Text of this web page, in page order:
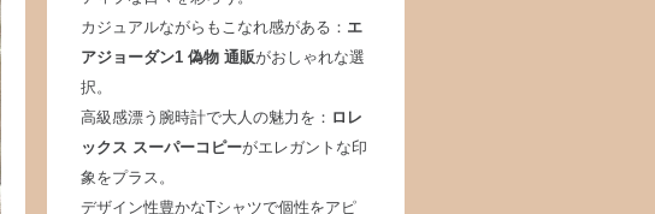
カジュアルながらもこなれ感がある： エ
アジョーダン1 偽物 通販がおしゃれな選
択。
高級感漂う腕時計で大人の魅力を： ロレ
ックス スーパーコピーがエレガントな印
象をプラス。
デザイン性豊かなTシャツで個性をアピ